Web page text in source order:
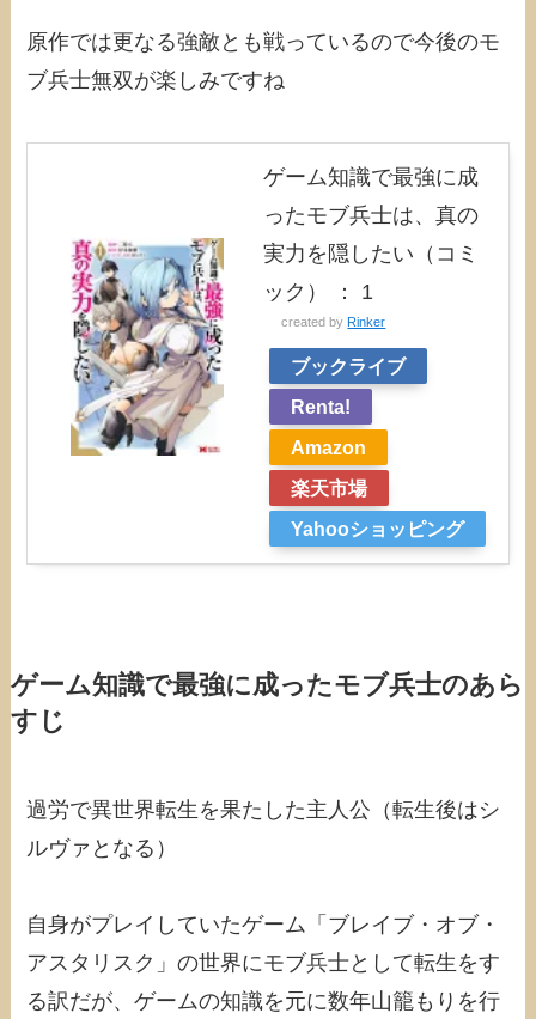
原作では更なる強敵とも戦っているので今後のモ
ブ兵士無双が楽しみですね
ゲーム知識で最強に成
ったモブ兵士は、真の
実力を隠したい（コミ
ック） ： 1
created by Rinker
ブックライブ
Renta!
Amazon
楽天市場
Yahooショッピング
ゲーム知識で最強に成ったモブ兵士のあら
すじ
過労で異世界転生を果たした主人公（転生後はシ
ルヴァとなる）
自身がプレイしていたゲーム「ブレイブ・オブ・
アスタリスク」の世界にモブ兵士として転生をす
る訳だが、ゲームの知識を元に数年山籠もりを行